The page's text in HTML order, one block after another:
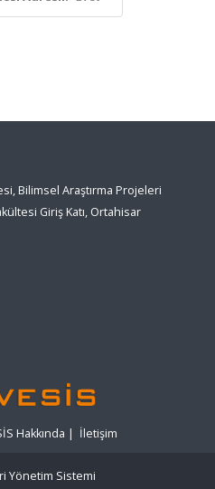
Bilimsel Araştırma Projeleri
Giriş Katı, Ortahisar
Hakkında | İletişim
Yönetim Sistemi